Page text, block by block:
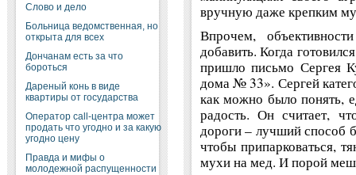
Слово и дело
Больница ведомственная, но
открыта для всех
Дончанам есть за что
бороться
Дареный конь в виде
квартиры от государства
Оператор call-центра может
продать что угодно и за какую
угодно цену
Правда и мифы о
молодежной распущенности
вручную даже крепким
Впрочем,
добавить. Когда
пришло письмо Сергея
дома № 33». Сергей
как можно было понять,
радость. Он считает,
дороги – лучший способ
чтобы припарковаться,
мухи на мед. И порой